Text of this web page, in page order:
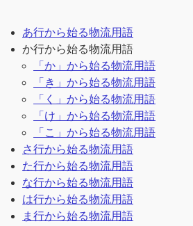
あ行から始る物流用語
か行から始る物流用語
「か」から始る物流用語
「き」から始る物流用語
「く」から始る物流用語
「け」から始る物流用語
「こ」から始る物流用語
さ行から始る物流用語
た行から始る物流用語
な行から始る物流用語
は行から始る物流用語
ま行から始る物流用語